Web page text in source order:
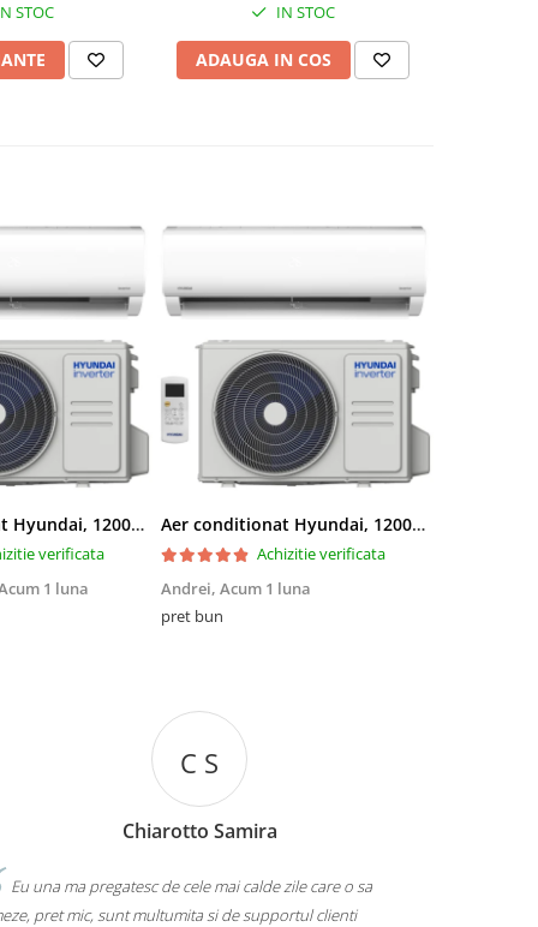
STOC IN STOC
ADAUGA IN COS
Aer conditionat Hyundai, 12000 BTU, Clasa A++/A+, Inverter, kit Wi-Fi inclus
verificata
1 luna
Aer conditionat Hyundai, 12000 BTU, Clasa A++/A+, Inverter, kit Wi-Fi inclus
Achizitie verificata
Andrei, Acum 1 luna
pret bun
C S
Chiarotto Samira
Eu una ma pregatesc de cele mai calde zile care o sa
pret mic, sunt multumita si de supportul clienti